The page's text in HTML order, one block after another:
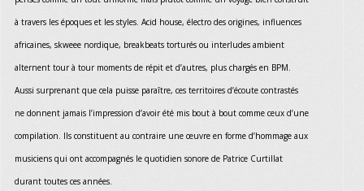
à travers les époques et les styles. Acid house, électro des origines, influences
africaines, skweee nordique, breakbeats torturés ou interludes ambient
alternent tour à tour moments de répit et d’autres, plus chargés en BPM.
Aussi surprenant que cela puisse paraître, ces territoires d’écoute contrastés
ne donnent jamais l’impression d’avoir été mis bout à bout comme ceux d’une
compilation. Ils constituent au contraire une œuvre en forme d’hommage aux
musiciens qui ont accompagnés le quotidien sonore de Patrice Curtillat
durant toutes ces années.